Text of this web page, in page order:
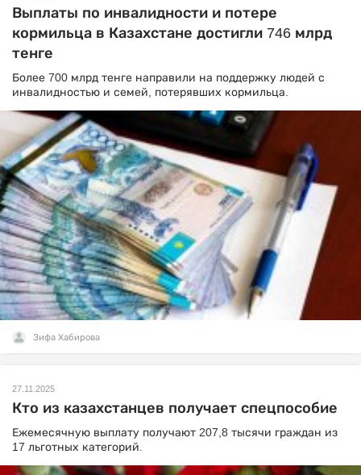
Выплаты по инвалидности и потере
кормильца в Казахстане достигли 746 млрд
тенге
Более 700 млрд тенге направили на поддержку людей с
инвалидностью и семей, потерявших кормильца.
Зифа Хабирова
27.11.2025
Кто из казахстанцев получает спецпособие
Ежемесячную выплату получают 207,8 тысячи граждан из
17 льготных категорий.